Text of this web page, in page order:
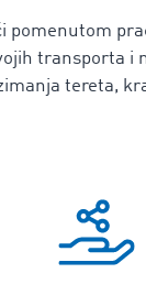
pomenutom
transporta i
tereta,